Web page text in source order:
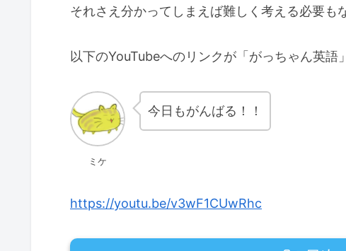
それさえ分かってしまえば難しく考える必要も
以下のYouTubeへのリンクが「がっちゃん英
ミケ
今日もがんばる！！
https://youtu.be/v3wF1CUwRhc